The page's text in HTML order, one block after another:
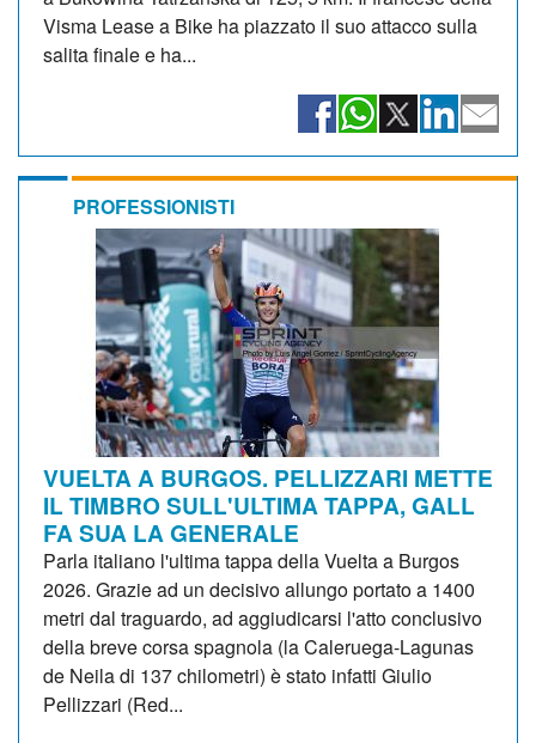
Visma Lease a Bike ha piazzato il suo attacco sulla
salita finale e ha...
PROFESSIONISTI
VUELTA A BURGOS. PELLIZZARI METTE
IL TIMBRO SULL'ULTIMA TAPPA, GALL
FA SUA LA GENERALE
Parla italiano l'ultima tappa della Vuelta a Burgos
2026. Grazie ad un decisivo allungo portato a 1400
metri dal traguardo, ad aggiudicarsi l'atto conclusivo
della breve corsa spagnola (la Caleruega-Lagunas
de Neila di 137 chilometri) è stato infatti Giulio
Pellizzari (Red...